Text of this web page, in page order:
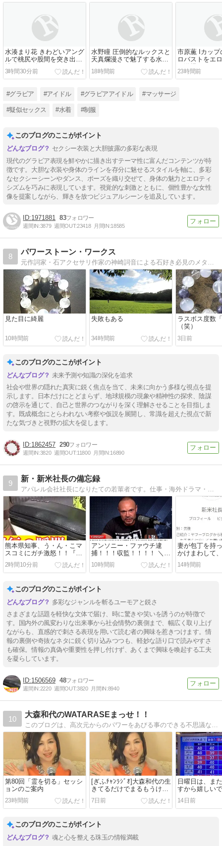
水湊まり花 きわどいアング
ルで桃尻や股間を突き出す
挑発ポーズ
3時間30分前
水野瞳 圧倒的なルックスと
天真爛漫さで魅了する水着
グラビア
18時間前
市原薫 Iカップ
ロバストをエ
で激揉み
23時間前
#グラビア #アイドル #グラビアアイドル #マッサージ
#疑似セックス #水着 #制服
このブログのここがポイント
セクシー衣装と大胆披露の多彩な表現
現代のグラビア表現を鮮やかに描き出すテーマ性に富んだコンテンツが特
徴です。大胆な衣装や身体のラインを存分に魅せるスタイルを軸に、多彩
なセクシーシーンやダンス、ポーズを織り交ぜて、身体の魅力とエロティ
シズムを巧みに表現しています。視覚的な刺激とともに、個性豊かな女性
像を提案しながら、輝きを放つビジュアルシーンを追及しています。
1971881 83
週間IN:3879 週間OUT:23418 月間IN:18585
8
パワーストーン・ワークス
元作詞家・石アクセサリ作家の神崎詞音による石好き必見のメタフィジカルストーン錬金術ミラクル実体験ブログ。毎月月末のオリジナル新作石アクセサリがご好評です。
見た目に綺麗
10時間前
失敗もある
34時間前
ラスボス度数
（笑）
3日前
このブログのここがポイント
未来予測や知識の深化を追求
社会や世界の隠れた真実に鋭く焦点を当て、未来に向かう多様な視点を提
示します。日本だけにとどまらず、地球規模の現象や精神性の探求、陰謀
の啓示を通じて、自己と世界のつながりを深く理解させることを目指しま
す。既成概念にとらわれない考察や仮説を展開し、常識を超えた視点で新
たな気づきと視野の拡大を促します。
1862457 290
週間IN:3820 週間OUT:11800 月間IN:16890
9
新・新米社長の備忘録
熊本県知事、う・ん・こマ
スコミにガチ激怒！！『ア
ンタら人・・・間じゃねー
ーーー (╬ಠ益ಠ)』
2時間10分前
アンソニー・ファウチ逮
捕！！！収監！！！！ ＼
(^_^)／
10時間前
妻が包丁を持
かけまわして
警察署に飛び
の職業はなん
14時間前
このブログのここがポイント
多彩なジャンルを斬るユーモアと鋭さ
さまざまな話題を軽快な文体で届け、時に驚きや笑いを誘うのが特徴で
す。国内外の風変わりな出来事から社会情勢の裏側まで、幅広く取り上げ
ながらも、直感的で刺さる表現を用いて読む者の興味を惹きつけます。情
報の裏側や奇抜なネタに鋭く切り込みつつも、軽妙な語り口で読みやすさ
も確保。情報の真偽や重要性を押し付けず、あくまで興味を喚起する工夫
を凝らしています。
1506569 48
週間IN:2220 週間OUT:3820 月間IN:8940
10
大森和代のWATARASEまっせ！！
第80回「霊を切る」セッシ
ョンのご案内
23時間前
[ぎふﾁｬﾝﾗｼﾞｵ]大森和代の生
きてるだけでまるもうけ
(7/25放送分)
7日前
日曜日は、ま
すから嬉しい
14日前
このブログのここがポイント
魂と心を整える珠玉の情報満載